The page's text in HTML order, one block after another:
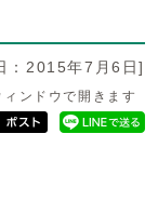
：2015年7月6日]
ンドウで開きます